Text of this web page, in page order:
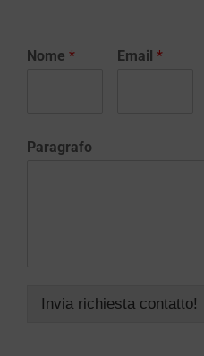
Nome * Email *
Paragrafo
Invia richiesta contatto!